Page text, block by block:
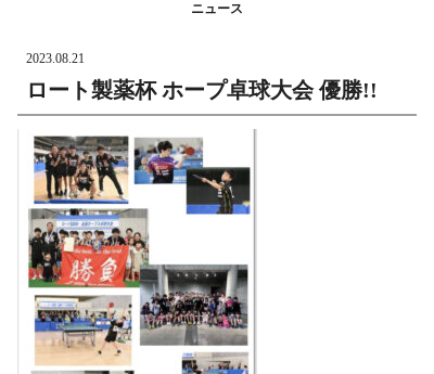
ニュース
2023.08.21
ロート製薬杯 ホープ卓球大会 優勝!!